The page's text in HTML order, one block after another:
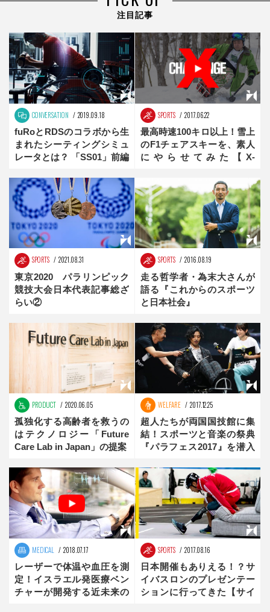
注目記事
CONVERSATION 2019.09.18
fuRoとRDSのコラボから生
まれたシーティングシミュ
レータとは？ 「SS01」前編
SPORTS 2017.06.22
最高時速100キロ以上！雪上
のF1チェアスキーを、素人
にやらせてみた【X-
SPORTS 2021.08.31
東京2020 パラリンピック
競技大会日本代表記事総ざ
らい②
SPORTS 2016.08.19
走る哲学者・為末大さんが
語る『これからのスポーツ
と日本社会』
PRODUCT 2020.06.05
孤独化する高齢者を救うの
はテクノロジー「Future
Care Lab in Japan」の提案
WELFARE 2017.12.25
超人たちが両国国技館に集
結！スポーツと音楽の祭典
『パラフェス2017』を潜入
MEDICAL 2018.07.17
レーザーで体温や血圧を測
定！イスラエル発医療ベン
チャーが開発する近未来の
SPORTS 2017.08.16
日本開催もありえる！？サ
イバスロンのプレゼンテー
ションに行ってきた【サイ